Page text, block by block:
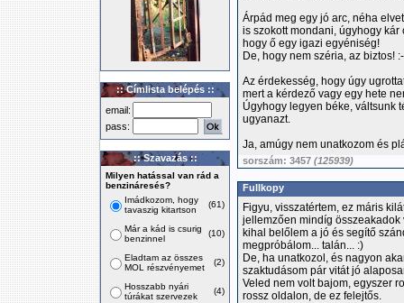
:: Címlista belépés ::
email:
pass:
:: Szavazás ::
Milyen hatással van rád a
benzináresés?
Imádkozom, hogy
tavaszig kitartson
(61)
Már a kád is csurig
benzinnel
(10)
Eladtam az összes
MOL részvényemet
(2)
Hosszabb nyári
túrákat szervezek
(4)
Árpád meg egy jó arc, néha
is szokott mondani, úgyhogy
hogy ő egy igazi egyéniség!
De, hogy nem széria, az biztos!
Az érdekesség, hogy úgy
mert a kérdező vagy egy hete
Úgyhogy legyen béke, váltsunk
ugyanazt.
Ja, amúgy nem unatkozom és
sorszám: 3457 (125939)
Fullkopy
Figyu, visszatértem, ez máris
jellemzően mindíg
kihal belőlem a jó és segítő
megpróbálom... talán... :)
De, ha unatkozol, és nagyon
szaktudásom pár vitát jó
Veled nem volt bajom, egyszer
rossz oldalon, de ez felejtős.